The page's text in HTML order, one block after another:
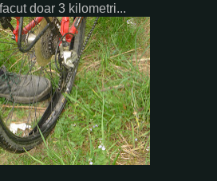
doar 3 kilometri...